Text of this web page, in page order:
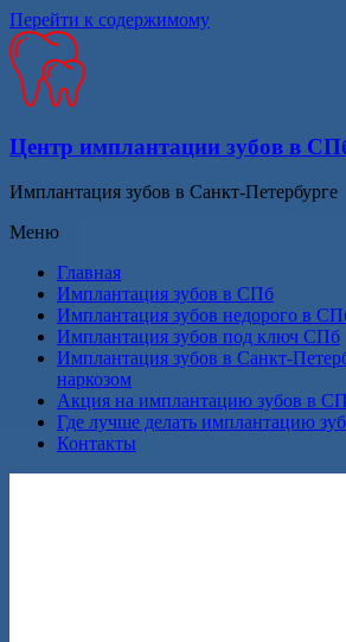
Перейти к содержимому
Центр имплантации зубов в
Имплантация зубов в Санкт-Петербурге
Меню
Главная
Имплантация зубов в СПб
Имплантация зубов недорого в
Имплантация зубов под ключ СПб
Имплантация зубов в Санкт-
наркозом
Акция на имплантацию зубов в
Где лучше делать имплантацию
Контакты